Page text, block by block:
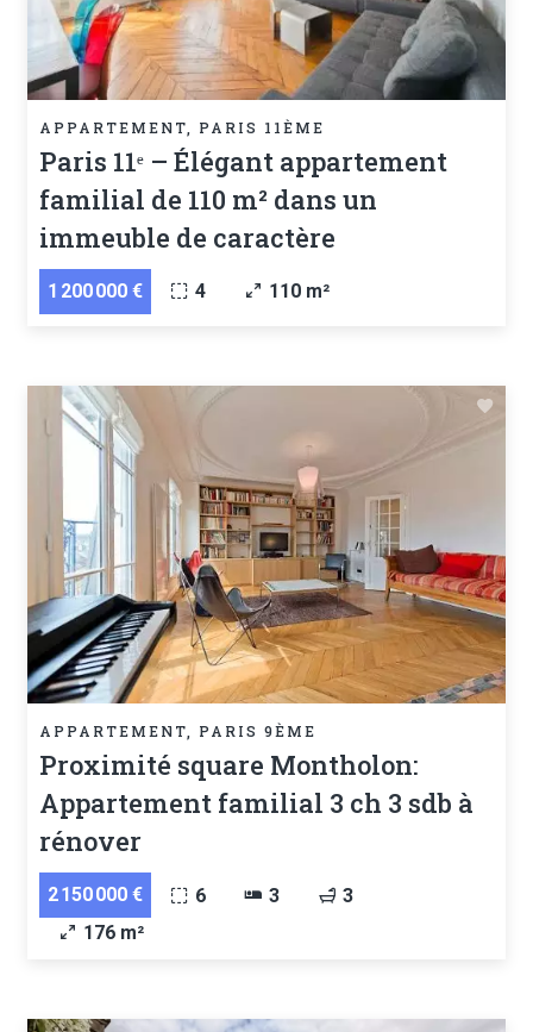
APPARTEMENT, PARIS 11ÈME
Paris 11ᵉ – Élégant appartement
familial de 110 m² dans un
immeuble de caractère
1 200 000 € 4 110 m²
APPARTEMENT, PARIS 9ÈME
Proximité square Montholon:
Appartement familial 3 ch 3 sdb à
rénover
2 150 000 € 6 3
3
176 m²